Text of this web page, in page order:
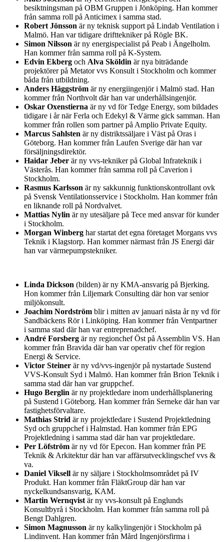
besiktningsman på OBM Gruppen i Jönköping. Han kommer
från samma roll på Anticimex i samma stad.
Robert Jönsson är ny teknisk support på Lindab Ventilation i
Malmö. Han var tidigare drifttekniker på Rögle BK.
Simon Nilsson är ny energispecialist på Peab i Ängelholm.
Han kommer från samma roll på K-System.
Edvin Ekberg och Alva Sköldin är nya biträdande
projektörer på Metator vvs Konsult i Stockholm och kommer
båda från utbildning.
Anders Häggström är ny energiingenjör i Malmö stad. Han
kommer från Northvolt där han var underhållsingenjör.
Oskar Oxenstierna är ny vd för Tedge Energy, som bildades
tidigare i år när Ferla och Edekyl & Värme gick samman. Han
kommer från rollen som partner på Amplio Private Equity.
Marcus Sahlsten är ny distriktssäljare i Väst på Oras i
Göteborg. Han kommer från Laufen Sverige där han var
försäljningsdirektör.
Haidar Jeber är ny vvs-tekniker på Global Infrateknik i
Västerås. Han kommer från samma roll på Caverion i
Stockholm.
Rasmus Karlsson är ny sakkunnig funktionskontrollant ovk
på Svensk Ventilationsservice i Stockholm. Han kommer från
en liknande roll på Nordvalvet.
Mattias Nylin är ny utesäljare på Tece med ansvar för kunder
i Stockholm.
Morgan Winberg har startat det egna företaget Morgans vvs
Teknik i Klagstorp. Han kommer närmast från JS Energi där
han var värmepumpstekniker.
Linda Dickson (bilden) är ny KMA-ansvarig på Bjerking.
Hon kommer från Liljemark Consulting där hon var senior
miljökonsult.
Joachim Nordström blir i mitten av januari nästa år ny vd för
Sandbäckens Rör i Linköping. Han kommer från Ventpartner
i samma stad där han var entreprenadchef.
André Forsberg är ny regionchef Öst på Assemblin VS. Han
kommer från Bravida där han var operativ chef för region
Energi & Service.
Victor Steiner är ny vd/vvs-ingenjör på nystartade Sustend
VVS-Konsult Syd i Malmö. Han kommer från Brion Teknik i
samma stad där han var gruppchef.
Hugo Berglin är ny projektledare inom underhållsplanering
på Sustend i Göteborg. Han kommer från Serneke där han var
fastighetsförvaltare.
Mathias Strid är ny projektledare i Sustend Projektledning
Syd och gruppchef i Halmstad. Han kommer från EPG
Projektledning i samma stad där han var projektledare.
Per Löfström är ny vd för Epecon. Han kommer från PE
Teknik & Arkitektur där han var affärsutvecklingschef vvs &
va.
Daniel Viksell är ny säljare i Stockholmsområdet på IV
Produkt. Han kommer från FläktGroup där han var
nyckelkundsansvarig, KAM.
Martin Wernqvist är ny vvs-konsult på Englunds
Konsultbyrå i Stockholm. Han kommer från samma roll på
Bengt Dahlgren.
Simon Magnusson är ny kalkylingenjör i Stockholm på
Lindinvent. Han kommer från Mård Ingenjörsfirma i